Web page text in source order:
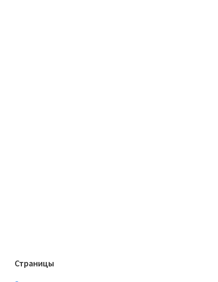
Страницы